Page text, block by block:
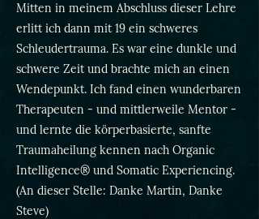
Mitten in meinem Abschluss dieser Lehre
erlitt ich dann mit 19 ein schweres
Schleudertrauma. Es war eine dunkle und
schwere Zeit und brachte mich an einen
Wendepunkt. Ich fand einen wunderbaren
Therapeuten - und mittlerweile Mentor -
und lernte die körperbasierte, sanfte
Traumaheilung kennen nach Organic
Intelligence® und Somatic Experiencing.
(An dieser Stelle: Danke Martin, Danke
Steve)